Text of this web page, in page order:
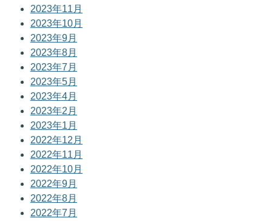
2023年11月
2023年10月
2023年9月
2023年8月
2023年7月
2023年5月
2023年4月
2023年2月
2023年1月
2022年12月
2022年11月
2022年10月
2022年9月
2022年8月
2022年7月